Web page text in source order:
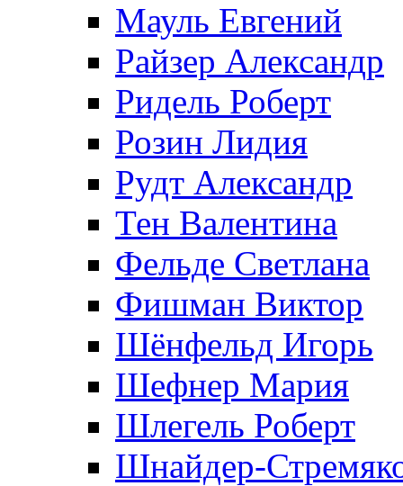
Мауль Евгений
Райзер Александр
Ридель Роберт
Розин Лидия
Рудт Александр
Тен Валентина
Фельде Светлана
Фишман Виктор
Шёнфельд Игорь
Шефнер Мария
Шлегель Роберт
Шнайдер-